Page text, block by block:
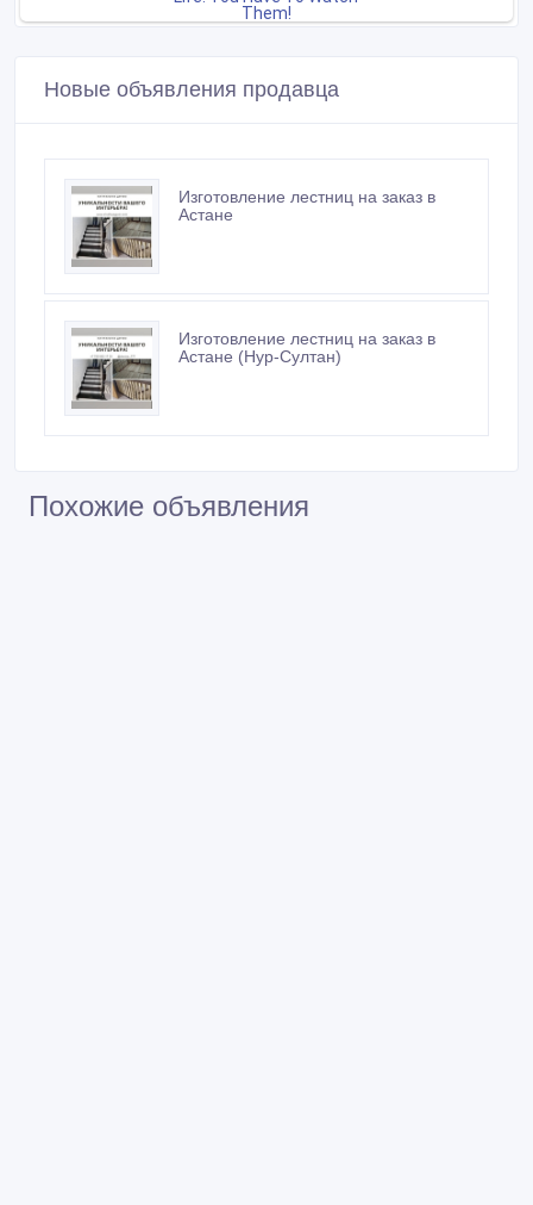
Новые объявления продавца
Изготовление лестниц на заказ в
Астане
Изготовление лестниц на заказ в
Астане (Нур-Султан)
Похожие объявления